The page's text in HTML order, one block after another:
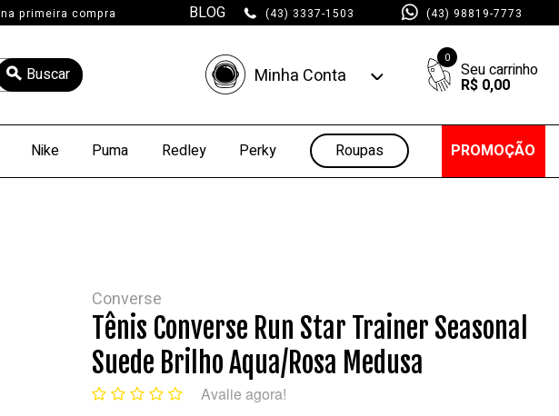
na primeira compra BLOG (43) 3337-1503 (43) 98819-7773
Minha Conta
Minhas Compras
0
R$ 0,00
Nike Puma Redley Perky Roupas PROMOÇÃO
Converse
Tênis Converse Run Star Trainer Seasonal
Suede Brilho Aqua/Rosa Medusa
Avalie agora!